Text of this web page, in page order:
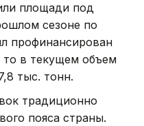
площади под
сезоне по
профинансирован
то в текущем объем
тыс. тонн.
традиционно
пояса страны.